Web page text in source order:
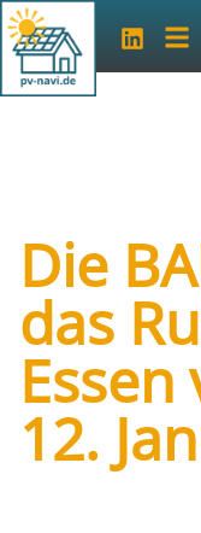
Die
das
12.